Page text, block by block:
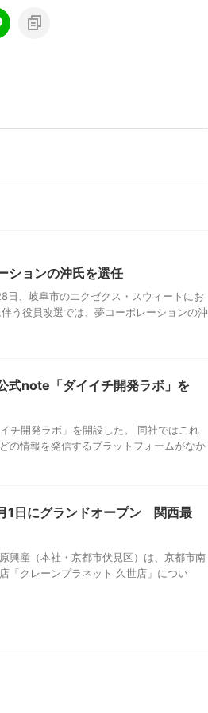
ションの沖氏を選任
、岐阜市のエクゼクス・スウィートにお
う役員改選では、夢コーポレーションの沖
note「ダイイチ開発ラボ」を
チ開発ラボ」を開設した。 同社ではこれ
の情報を発信するプラットフォームがなか
1日にグランドオープン 関西最
興産（本社・京都市伏見区）は、京都市南
「クレーンプラネット 久世店」につい